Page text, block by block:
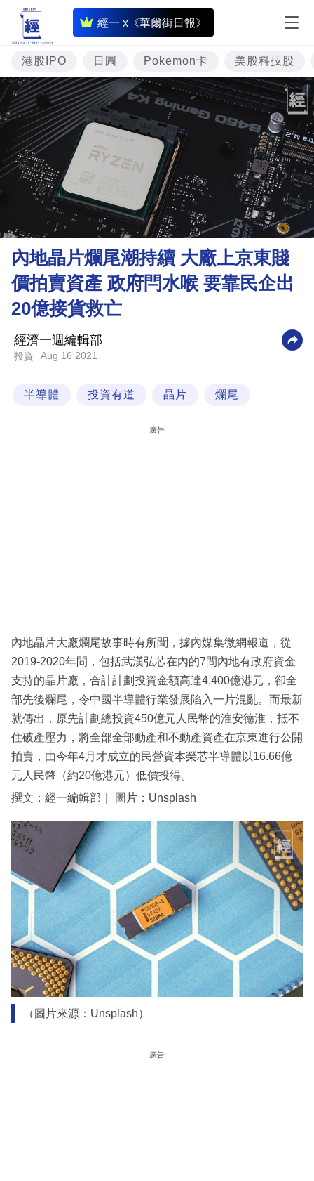
經一 x《華爾街日報》
即
時
財
經
專
題
投
樓
市
理
財
商
業
科
技
場
港股IPO 日圓 Pokemon卡 美股科技股
內地晶片爛尾潮持續 大廠上京東賤
價拍賣資產 政府閂水喉 要靠民企出
20億接貨救亡
經濟一週編輯部
投資 Aug 16 2021
半導體 投資有道 晶片 爛尾
廣告
內地晶片大廠爛尾故事時有所聞，據內媒集微網報道，從
2019-2020年間，包括武漢弘芯在內的7間內地有政府資金
支持的晶片廠，合計計劃投資金額高達4,400億港元，卻全
部先後爛尾，令中國半導體行業發展陷入一片混亂。而最新
就傳出，原先計劃總投資450億元人民幣的淮安德淮，抵不
住破產壓力，將全部全部動產和不動產資產在京東進行公開
拍賣，由今年4月才成立的民營資本榮芯半導體以16.66億
元人民幣（約20億港元）低價投得。
撰文：經一編輯部｜ 圖片：Unsplash
（圖片來源：Unsplash）
廣告